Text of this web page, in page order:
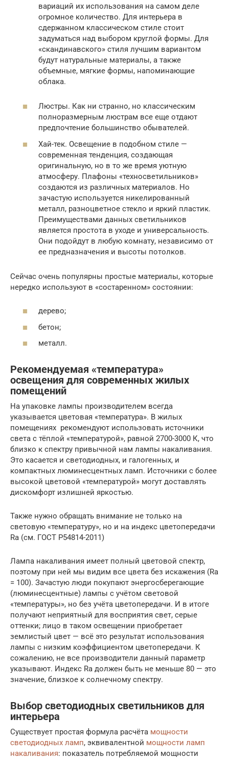
вариаций их использования на самом деле
огромное количество. Для интерьера в
сдержанном классическом стиле стоит
задуматься над выбором круглой формы. Для
«скандинавского» стиля лучшим вариантом
будут натуральные материалы, а также
объемные, мягкие формы, напоминающие
облака.
Люстры. Как ни странно, но классическим
полноразмерным люстрам все еще отдают
предпочтение большинство обывателей.
Хай-тек. Освещение в подобном стиле —
современная тенденция, создающая
оригинальную, но в то же время уютную
атмосферу. Плафоны «техносветильников»
создаются из различных материалов. Но
зачастую используется никелированный
металл, разноцветное стекло и яркий пластик.
Преимуществами данных светильников
является простота в уходе и универсальность.
Они подойдут в любую комнату, независимо от
ее предназначения и высоты потолков.
Сейчас очень популярны простые материалы, которые
нередко используют в «состаренном» состоянии:
дерево;
бетон;
металл.
Рекомендуемая «температура»
освещения для современных жилых
помещений
На упаковке лампы производителем всегда
указывается цветовая «температура». В жилых
помещениях рекомендуют использовать источники
света с тёплой «температурой», равной 2700-3000 К, что
близко к спектру привычной нам лампы накаливания.
Это касается и светодиодных, и галогенных, и
компактных люминесцентных ламп. Источники с более
высокой цветовой «температурой» могут доставлять
дискомфорт излишней яркостью.
Также нужно обращать внимание не только на
световую «температуру», но и на индекс цветопередачи
Ra (см. ГОСТ Р54814-2011)
Лампа накаливания имеет полный цветовой спектр,
поэтому при ней мы видим все цвета без искажения (Ra
= 100). Зачастую люди покупают энергосберегающие
(люминесцентные) лампы с учётом световой
«температуры», но без учёта цветопередачи. И в итоге
получают неприятный для восприятия свет, серые
оттенки; лицо в таком освещении приобретает
землистый цвет — всё это результат использования
лампы с низким коэффициентом цветопередачи. К
сожалению, не все производители данный параметр
указывают. Индекс Ra должен быть не меньше 80 — это
значение, близкое к солнечному спектру.
Выбор светодиодных светильников для
интерьера
Существует простая формула расчёта мощности
светодиодных ламп, эквивалентной мощности ламп
накаливания: показатель потребляемой мощности